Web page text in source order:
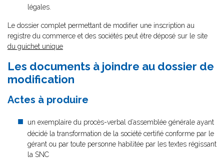
légales.
Le dossier complet permettant de modifier une inscription au
registre du commerce et des sociétés peut être déposé sur le site
du guichet unique
Les documents à joindre au dossier de
modification
Actes à produire
un exemplaire du procès-verbal d’assemblée générale ayant
décidé la transformation de la société certifié conforme par le
gérant ou par toute personne habilitée par les textes régissant
la SNC